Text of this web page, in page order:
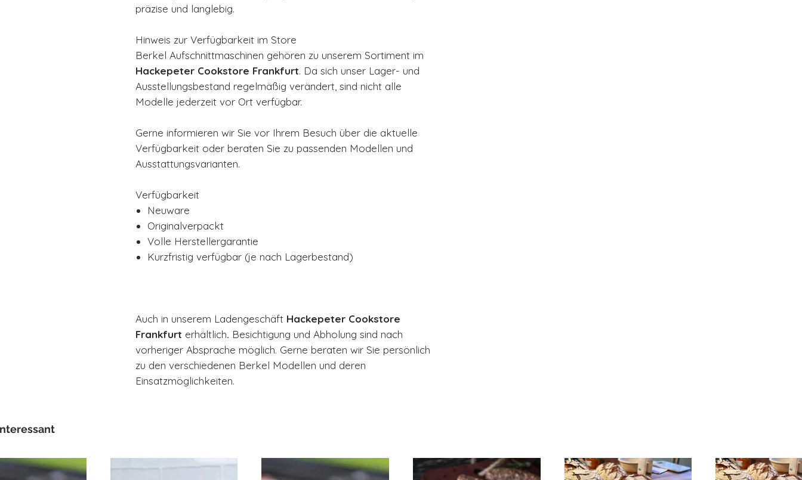
präzise und langlebig.
Hinweis zur Verfügbarkeit im Store
Berkel Aufschnittmaschinen gehören zu unserem Sortiment im
Hackepeter Cookstore Frankfurt. Da sich unser Lager- und
Ausstellungsbestand regelmäßig verändert, sind nicht alle
Modelle jederzeit vor Ort verfügbar.
Gerne informieren wir Sie vor Ihrem Besuch über die aktuelle
Verfügbarkeit oder beraten Sie zu passenden Modellen und
Ausstattungsvarianten.
Verfügbarkeit
Neuware
Originalverpackt
Volle Herstellergarantie
Kurzfristig verfügbar (je nach Lagerbestand)
Auch in unserem Ladengeschäft Hackepeter Cookstore
Frankfurt erhältlich. Besichtigung und Abholung sind nach
vorheriger Absprache möglich. Gerne beraten wir Sie persönlich
zu den verschiedenen Berkel Modellen und deren
Einsatzmöglichkeiten.